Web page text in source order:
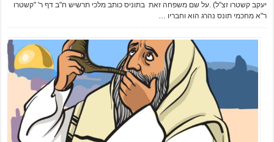
יעקב קשטרו זצ"ל) .על שם משפחה זאת בתוניס כותב מלכי תרשיש ח"ב דף ר' "קשטרו
ר"א מחכמי תונס נהרג הוא וחבריו …